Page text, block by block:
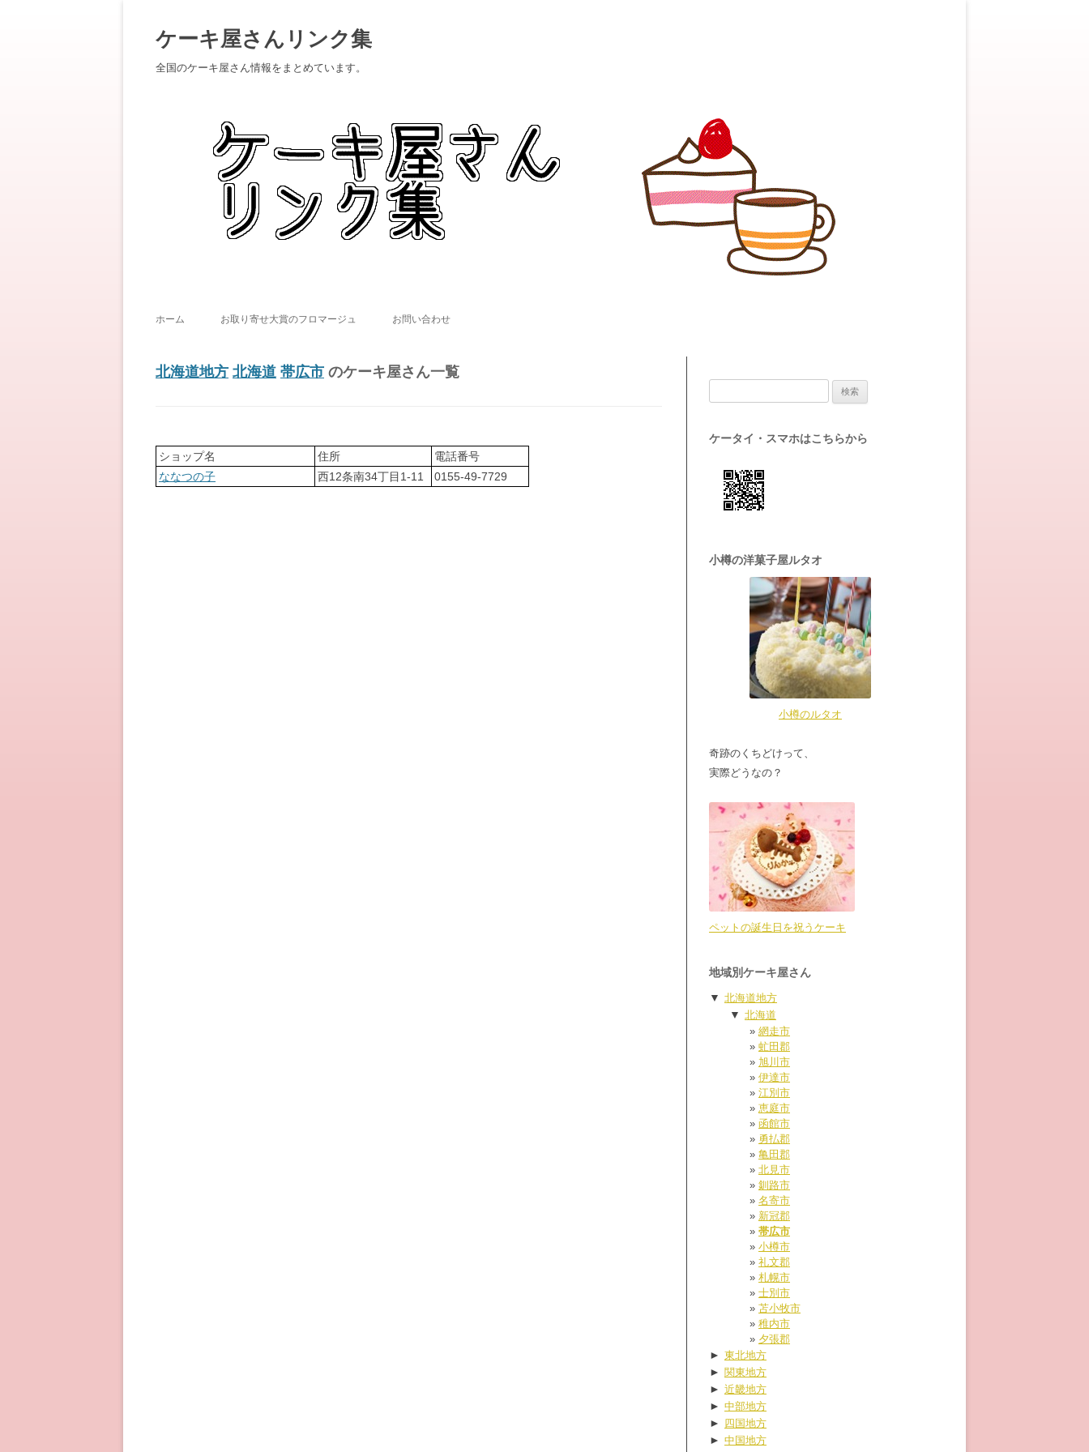
ケーキ屋さんリンク集
全国のケーキ屋さん情報をまとめています。
ホーム お取り寄せ大賞のフロマージュ お問い合わせ
北海道地方 北海道 帯広市 のケーキ屋さん一覧
ショップ名 住所
電話番号
ななつの子
西12条南34丁目1-11 0155-49-7729
ケータイ・スマホはこちらから
小樽の洋菓子屋ルタオ
小樽のルタオ
奇跡のくちどけって、
実際どうなの？
ペットの誕生日を祝うケーキ
地域別ケーキ屋さん
▼ 北海道地方
▼ 北海道
網走市
虻田郡
旭川市
伊達市
江別市
恵庭市
函館市
勇払郡
亀田郡
北見市
釧路市
名寄市
新冠郡
帯広市
小樽市
礼文郡
札幌市
士別市
苫小牧市
稚内市
夕張郡
► 東北地方
► 関東地方
► 近畿地方
► 中部地方
► 四国地方
► 中国地方